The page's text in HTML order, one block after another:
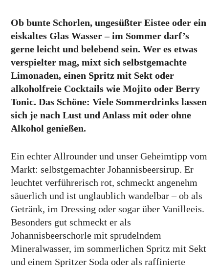
Ob bunte Schorlen, ungesüßter Eistee oder ein
eiskaltes Glas Wasser – im Sommer darf’s
gerne leicht und belebend sein. Wer es etwas
verspielter mag, mixt sich selbstgemachte
Limonaden, einen Spritz mit Sekt oder
alkoholfreie Cocktails wie Mojito oder Berry
Tonic. Das Schöne: Viele Sommerdrinks lassen
sich je nach Lust und Anlass mit oder ohne
Alkohol genießen.
Ein echter Allrounder und unser Geheimtipp vom
Markt: selbstgemachter Johannisbeersirup. Er
leuchtet verführerisch rot, schmeckt angenehm
säuerlich und ist unglaublich wandelbar – ob als
Getränk, im Dressing oder sogar über Vanilleeis.
Besonders gut schmeckt er als
Johannisbeerschorle mit sprudelndem
Mineralwasser, im sommerlichen Spritz mit Sekt
und einem Spritzer Soda oder als raffinierte